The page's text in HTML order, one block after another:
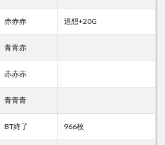
赤赤赤 追想+20G
青青赤
赤赤赤
青青青
BT終了 966枚